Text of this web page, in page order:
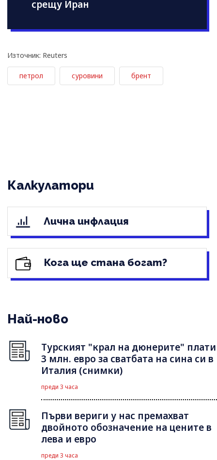
срещу Иран
Източник: Reuters
петрол суровини брент
Калкулатори
Лична инфлация
Кога ще стана богат?
Най-ново
Турският "крал на дюнерите" плати
3 млн. евро за сватбата на сина си в
Италия (снимки)
преди 3 часа
Първи вериги у нас премахват
двойното обозначение на цените в
лева и евро
преди 3 часа